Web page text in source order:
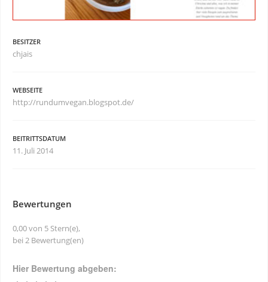
BESITZER
chjais
WEBSEITE
http://rundumvegan.blogspot.de/
BEITRITTSDATUM
11. Juli 2014
Bewertungen
0,00 von 5 Stern(e),
bei 2 Bewertung(en)
Hier Bewertung abgeben: